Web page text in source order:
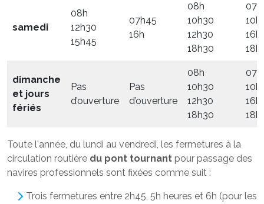
samedi
08h
12h30
15h45
07h45
16h
08h
10h30
12h30
18h30
dimanche
et jours
fériés
Pas
d’ouverture
Pas
d’ouverture
08h
10h30
12h30
18h30
16h
Toute l'année, du lundi au vendredi, les fermetures à la
circulation routière du pont tournant pour passage des
navires professionnels sont fixées comme suit :
Trois fermetures entre 2h45, 5h heures et 6h (pour les